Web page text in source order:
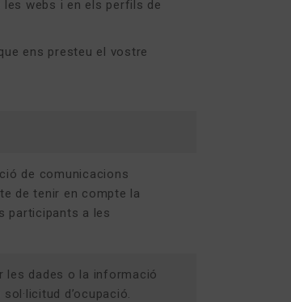
webs i en els perfils de
ens presteu el vostre
de comunicacions
de tenir en compte la
participants a les
les dades o la informació
d’ocupació.